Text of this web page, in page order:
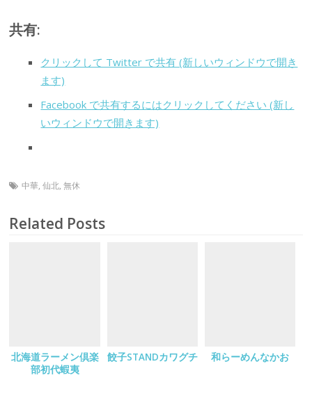
共有:
クリックして Twitter で共有 (新しいウィンドウで開き
ます)
Facebook で共有するにはクリックしてください (新し
いウィンドウで開きます)
中華,仙北,無休
Related Posts
北海道ラーメン倶楽
部初代蝦夷
餃子STANDカワグチ 和らーめんなかお